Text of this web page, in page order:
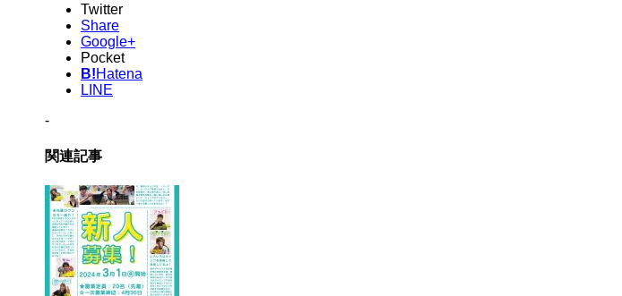
Twitter
Share
Google+
Pocket
B!Hatena
LINE
-
関連記事